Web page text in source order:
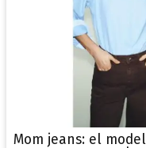
Mom jeans: el